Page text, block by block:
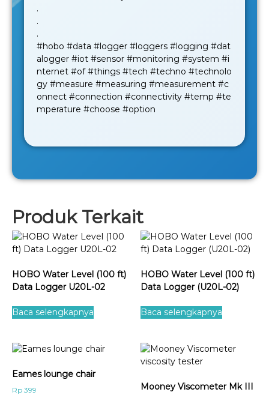
.
.
.
#hobo #data #logger #loggers #logging #dat
alogger #iot #sensor #monitoring #system #i
nternet #of #things #tech #techno #technolo
gy #measure #measuring #measurement #c
onnect #connection #connectivity #temp #te
mperature #choose #option
Produk Terkait
HOBO Water Level (100 ft)
Data Logger U20L-02
Baca selengkapnya
HOBO Water Level (100 ft)
Data Logger (U20L-02)
Baca selengkapnya
Eames lounge chair
Rp 399 Mooney Viscometer Mk III